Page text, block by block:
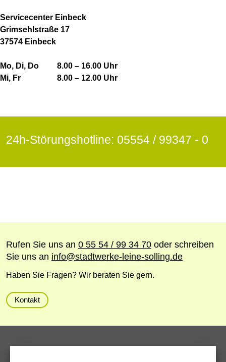
Servicecenter Einbeck
Grimsehlstraße 17
37574 Einbeck
Mo, Di, Do 8.00 – 16.00 Uhr
Mi, Fr 8.00 – 12.00 Uhr
24h-Störungshotline: 05554 / 99347 - 0
Rufen Sie uns an 0 55 54 / 99 34 70 oder schreiben
Sie uns an info@stadtwerke-leine-solling.de
Haben Sie Fragen? Wir beraten Sie gern.
Kontakt